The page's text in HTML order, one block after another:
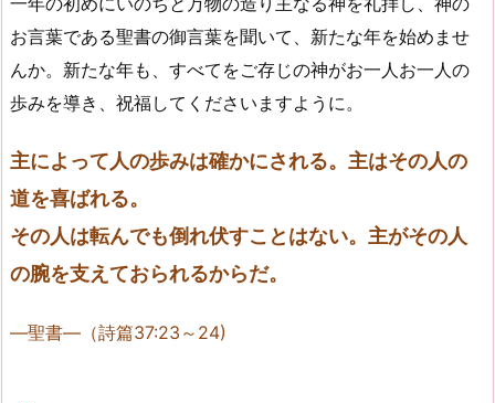
お言葉である聖書の御言葉を聞いて、新たな年を始めませ
んか。新たな年も、すべてをご存じの神がお一人お一人の
歩みを導き、祝福してくださいますように。
主によって人の歩みは確かにされる。主はその人の
道を喜ばれる。
その人は転んでも倒れ伏すことはない。 主がその人
の腕を支えておられるからだ。
―聖書―（詩篇37:23～24)